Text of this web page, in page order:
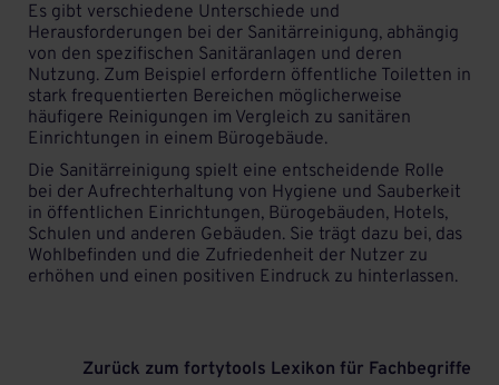
Es gibt verschiedene Unterschiede und
Herausforderungen bei der Sanitärreinigung, abhängig
von den spezifischen Sanitäranlagen und deren
Nutzung. Zum Beispiel erfordern öffentliche Toiletten in
stark frequentierten Bereichen möglicherweise
häufigere Reinigungen im Vergleich zu sanitären
Einrichtungen in einem Bürogebäude.
Die Sanitärreinigung spielt eine entscheidende Rolle
bei der Aufrechterhaltung von Hygiene und Sauberkeit
in öffentlichen Einrichtungen, Bürogebäuden, Hotels,
Schulen und anderen Gebäuden. Sie trägt dazu bei, das
Wohlbefinden und die Zufriedenheit der Nutzer zu
erhöhen und einen positiven Eindruck zu hinterlassen.
Zurück zum fortytools Lexikon für Fachbegriffe